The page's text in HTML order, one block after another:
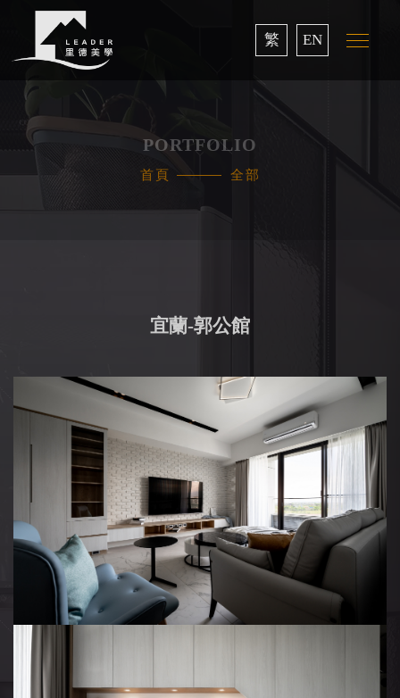
繁 EN
PORTFOLIO
首頁 全部
宜蘭-郭公館